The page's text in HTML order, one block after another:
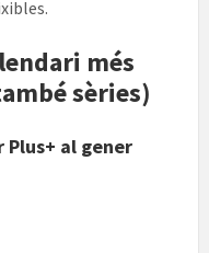
més
sèries)
Plus+ al gener